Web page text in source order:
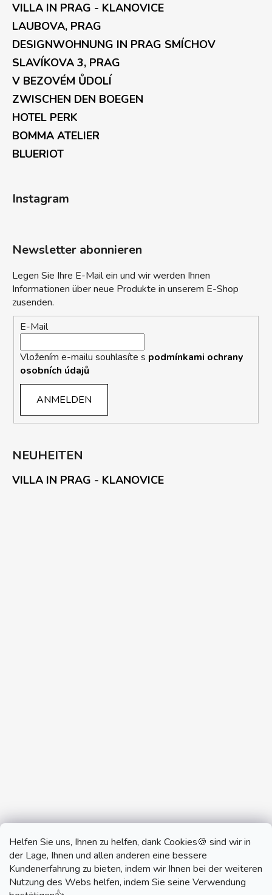
Helfen Sie uns, Ihnen zu helfen, dank Cookies🍪 sind wir in
der Lage, Ihnen und allen anderen eine bessere
Kundenerfahrung zu bieten, indem wir Ihnen bei der weiteren
Nutzung des Webs helfen, indem Sie seine Verwendung
VILLA IN PRAG - KLANOVICE
LAUBOVA, PRAG
DESIGNWOHNUNG IN PRAG SMÍCHOV
SLAVÍKOVA 3, PRAG
V BEZOVÉM ŮDOLÍ
ZWISCHEN DEN BOEGEN
HOTEL PERK
BOMMA ATELIER
BLUERIOT
Instagram
Newsletter abonnieren
Legen Sie Ihre E-Mail ein und wir werden Ihnen
Informationen über neue Produkte in unserem E-Shop
zusenden.
E-Mail
Vložením e-mailu souhlasíte s podmínkami ochrany
osobních údajů
ANMELDEN
NEUHEITEN
VILLA IN PRAG - KLANOVICE
monobrand.cz monobrand.online